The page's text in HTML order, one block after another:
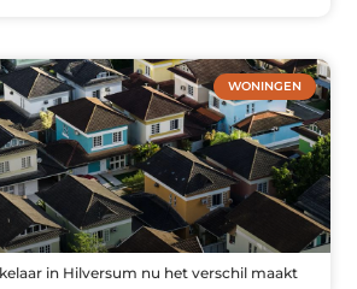
WONINGEN
in Hilversum nu het verschil maakt